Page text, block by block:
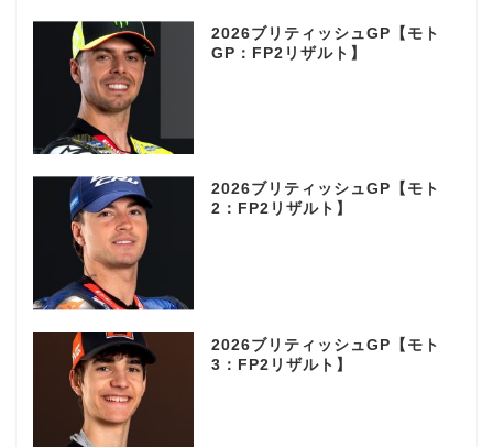
2026ブリティッシュGP【モト
GP：FP2リザルト】
2026ブリティッシュGP【モト
2：FP2リザルト】
2026ブリティッシュGP【モト
3：FP2リザルト】